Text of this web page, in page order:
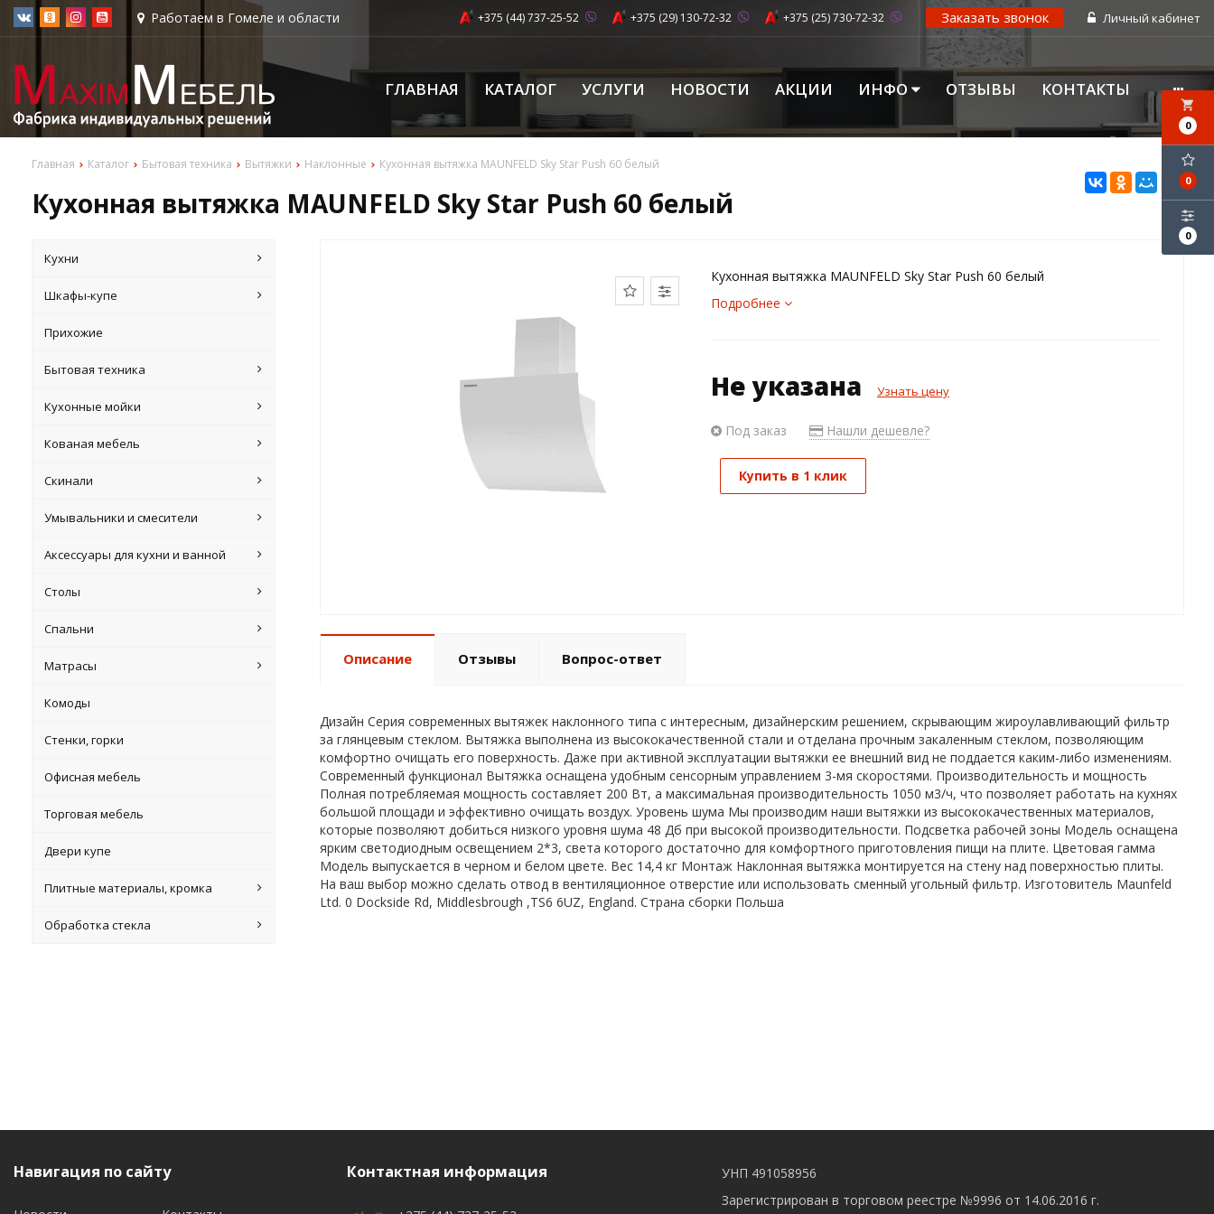
Работаем в Гомеле и области Личный кабинет
Заказать звонок
+375 (44) 737-25-52 +375 (29) 130-72-32 +375 (25) 730-72-32
ГЛАВНАЯ КАТАЛОГ УСЛУГИ НОВОСТИ АКЦИИ ИНФО ОТЗЫВЫ КОНТАКТЫ
Главная Каталог Бытовая техника Вытяжки Наклонные Кухонная вытяжка MAUNFELD Sky Star Push 60 белый
Кухонная вытяжка MAUNFELD Sky Star Push 60 белый
local_grocery_store
0
0
0
Кухни
Шкафы-купе
Прихожие
Бытовая техника
Кухонные мойки
Кованая мебель
Скинали
Умывальники и смесители
Аксессуары для кухни и ванной
Столы
Спальни
Матрасы
Комоды
Стенки, горки
Офисная мебель
Торговая мебель
Двери купе
Плитные материалы, кромка
Обработка стекла
Кухонная вытяжка MAUNFELD Sky Star Push 60 белый
Подробнее
Не указана Узнать цену
Под заказ Нашли дешевле?
Купить в 1 клик
Описание Отзывы Вопрос-ответ
Дизайн Серия современных вытяжек наклонного типа с интересным, дизайнерским решением, скрывающим жироулавливающий фильтр
за глянцевым стеклом. Вытяжка выполнена из высококачественной стали и отделана прочным закаленным стеклом, позволяющим
комфортно очищать его поверхность. Даже при активной эксплуатации вытяжки ее внешний вид не поддается каким-либо изменениям.
Современный функционал Вытяжка оснащена удобным сенсорным управлением 3-мя скоростями. Производительность и мощность
Полная потребляемая мощность составляет 200 Вт, а максимальная производительность 1050 м3/ч, что позволяет работать на кухнях
большой площади и эффективно очищать воздух. Уровень шума Мы производим наши вытяжки из высококачественных материалов,
которые позволяют добиться низкого уровня шума 48 Дб при высокой производительности. Подсветка рабочей зоны Модель оснащена
ярким светодиодным освещением 2*3, света которого достаточно для комфортного приготовления пищи на плите. Цветовая гамма
Модель выпускается в черном и белом цвете. Вес 14,4 кг Монтаж Наклонная вытяжка монтируется на стену над поверхностью плиты.
На ваш выбор можно сделать отвод в вентиляционное отверстие или использовать сменный угольный фильтр. Изготовитель Maunfeld
Ltd. 0 Dockside Rd, Middlesbrough ,TS6 6UZ, England. Страна сборки Польша
УНП 491058956
Зарегистрирован в торговом реестре №9996 от 14.06.2016 г.
Навигация по сайту Контактная информация